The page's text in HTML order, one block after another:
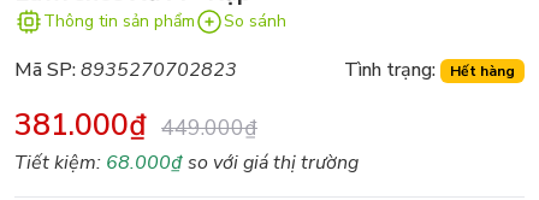
Thông tin sản phẩm So sánh
Mã SP:8935270702823 Tình trạng: Hết hàng
381.000₫ 449.000₫
Tiết kiệm: 68.000₫so với giá thị trường